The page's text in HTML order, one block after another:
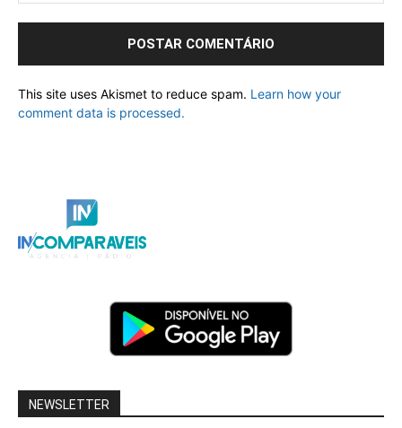
This site uses Akismet to reduce spam. Learn how your
comment data is processed.
NEWSLETTER